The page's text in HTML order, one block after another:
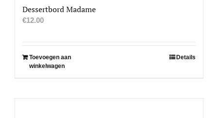
Dessertbord Madame
€12.00
Toevoegen aan
winkelwagen
Details